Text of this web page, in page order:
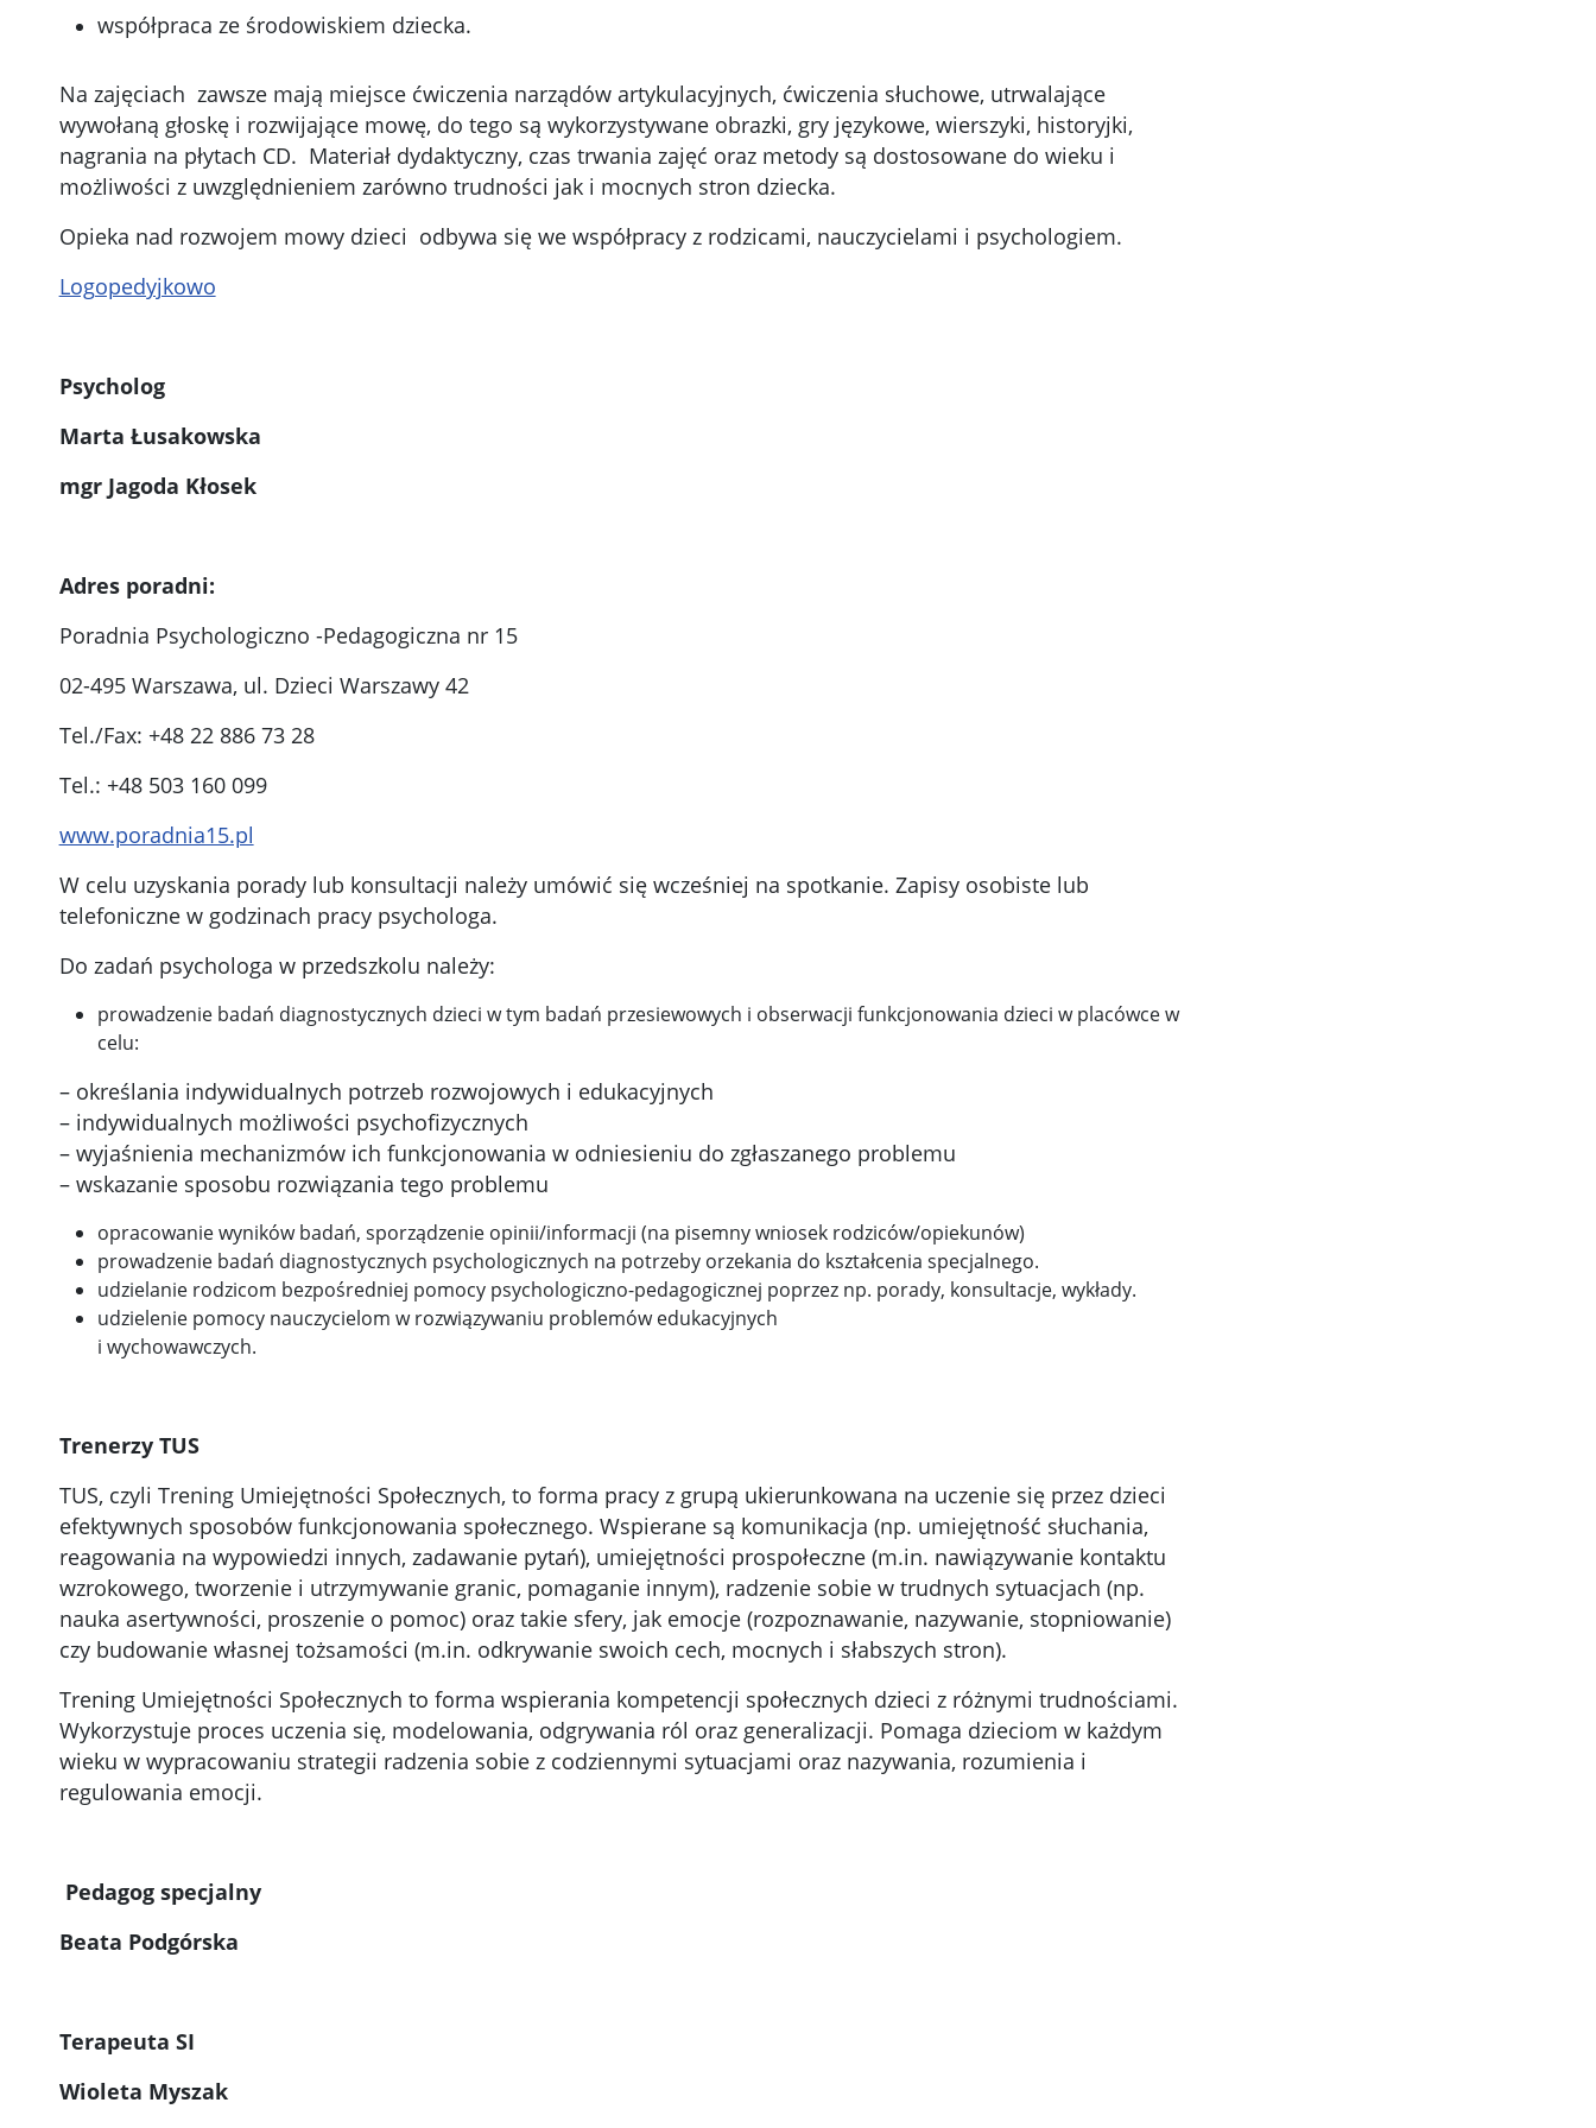
współpraca ze środowiskiem dziecka.
Na zajęciach zawsze mają miejsce ćwiczenia narządów artykulacyjnych, ćwiczenia słuchowe, utrwalające
wywołaną głoskę i rozwijające mowę, do tego są wykorzystywane obrazki, gry językowe, wierszyki, historyjki,
nagrania na płytach CD. Materiał dydaktyczny, czas trwania zajęć oraz metody są dostosowane do wieku i
możliwości z uwzględnieniem zarówno trudności jak i mocnych stron dziecka.
Opieka nad rozwojem mowy dzieci odbywa się we współpracy z rodzicami, nauczycielami i psychologiem.
Logopedyjkowo
Psycholog
Marta Łusakowska
mgr Jagoda Kłosek
Adres poradni:
Poradnia Psychologiczno -Pedagogiczna nr 15
02-495 Warszawa, ul. Dzieci Warszawy 42
Tel./Fax: +48 22 886 73 28
Tel.: +48 503 160 099
www.poradnia15.pl
W celu uzyskania porady lub konsultacji należy umówić się wcześniej na spotkanie. Zapisy osobiste lub
telefoniczne w godzinach pracy psychologa.
Do zadań psychologa w przedszkolu należy:
prowadzenie badań diagnostycznych dzieci w tym badań przesiewowych i obserwacji funkcjonowania dzieci w placówce w
celu:
– określania indywidualnych potrzeb rozwojowych i edukacyjnych
– indywidualnych możliwości psychofizycznych
– wyjaśnienia mechanizmów ich funkcjonowania w odniesieniu do zgłaszanego problemu
– wskazanie sposobu rozwiązania tego problemu
opracowanie wyników badań, sporządzenie opinii/informacji (na pisemny wniosek rodziców/opiekunów)
prowadzenie badań diagnostycznych psychologicznych na potrzeby orzekania do kształcenia specjalnego.
udzielanie rodzicom bezpośredniej pomocy psychologiczno-pedagogicznej poprzez np. porady, konsultacje, wykłady.
udzielenie pomocy nauczycielom w rozwiązywaniu problemów edukacyjnych
i wychowawczych.
Trenerzy TUS
TUS, czyli Trening Umiejętności Społecznych, to forma pracy z grupą ukierunkowana na uczenie się przez dzieci
efektywnych sposobów funkcjonowania społecznego. Wspierane są komunikacja (np. umiejętność słuchania,
reagowania na wypowiedzi innych, zadawanie pytań), umiejętności prospołeczne (m.in. nawiązywanie kontaktu
wzrokowego, tworzenie i utrzymywanie granic, pomaganie innym), radzenie sobie w trudnych sytuacjach (np.
nauka asertywności, proszenie o pomoc) oraz takie sfery, jak emocje (rozpoznawanie, nazywanie, stopniowanie)
czy budowanie własnej tożsamości (m.in. odkrywanie swoich cech, mocnych i słabszych stron).
Trening Umiejętności Społecznych to forma wspierania kompetencji społecznych dzieci z różnymi trudnościami.
Wykorzystuje proces uczenia się, modelowania, odgrywania ról oraz generalizacji. Pomaga dzieciom w każdym
wieku w wypracowaniu strategii radzenia sobie z codziennymi sytuacjami oraz nazywania, rozumienia i
regulowania emocji.
Pedagog specjalny
Beata Podgórska
Terapeuta SI
Wioleta Myszak